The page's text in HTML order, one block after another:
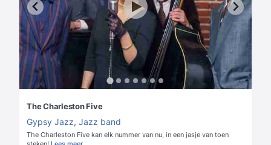
The Charleston Five
Gypsy Jazz, Jazz band
The Charleston Five kan elk nummer van nu, in een jasje van toen